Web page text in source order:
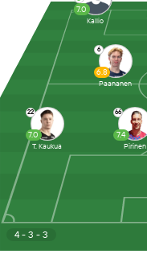
4 - 3 - 3
22
7.0
T. Kaukua
66
7.4
Pirinen
6
6.8
Paananen
7.0
Kallio